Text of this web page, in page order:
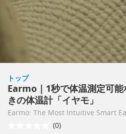
トップ
Earmo｜1秒で体温測定可
きの体温計「イヤモ」
Earmo: The Most Intuitive Smart
(0)